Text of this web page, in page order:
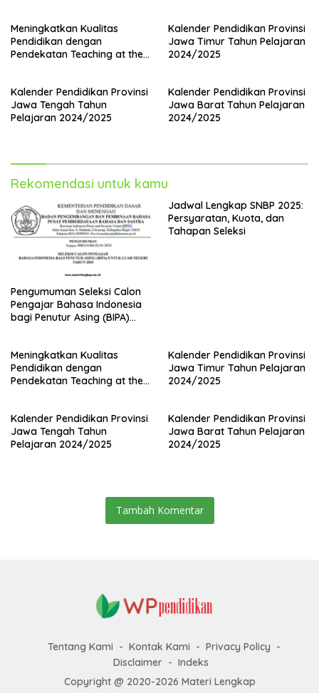
Meningkatkan Kualitas
Pendidikan dengan
Pendekatan Teaching at the
Kalender Pendidikan Provinsi
Jawa Timur Tahun Pelajaran
2024/2025
Kalender Pendidikan Provinsi
Jawa Tengah Tahun
Pelajaran 2024/2025
Kalender Pendidikan Provinsi
Jawa Barat Tahun Pelajaran
2024/2025
Rekomendasi untuk kamu
Pengumuman Seleksi Calon
Pengajar Bahasa Indonesia
bagi Penutur Asing (BIPA)
Jadwal Lengkap SNBP 2025:
Persyaratan, Kuota, dan
Tahapan Seleksi
Meningkatkan Kualitas
Pendidikan dengan
Pendekatan Teaching at the
Kalender Pendidikan Provinsi
Jawa Timur Tahun Pelajaran
2024/2025
Kalender Pendidikan Provinsi
Jawa Tengah Tahun
Pelajaran 2024/2025
Kalender Pendidikan Provinsi
Jawa Barat Tahun Pelajaran
2024/2025
Tambah Komentar
Tentang Kami Kontak Kami
Privacy Policy
Disclaimer
Indeks
Copyright @ 2020-2026 Materi Lengkap